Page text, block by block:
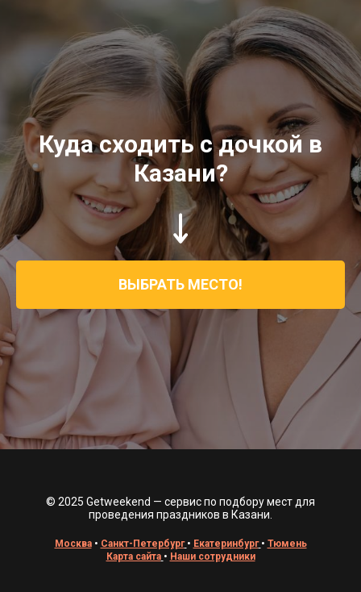
Куда сходить с дочкой в
Казани?
ВЫБРАТЬ МЕСТО!
© 2025 Getweekend — сервис по подбору мест для
проведения праздников в Казани.
Москва• Санкт-Петербург • Екатеринбург • Тюмень
Карта сайта • Наши сотрудники